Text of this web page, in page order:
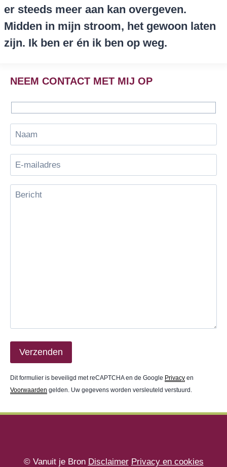
er steeds meer aan kan overgeven.
Midden in mijn stroom, het gewoon laten
zijn. Ik ben er én ik ben op weg.
NEEM CONTACT MET MIJ OP
Dit formulier is beveiligd met reCAPTCHA en de Google Privacy en
Voorwaarden gelden. Uw gegevens worden versleuteld verstuurd.
© Vanuit je Bron Disclaimer Privacy en cookies